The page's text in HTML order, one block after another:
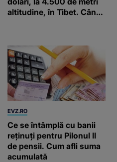
altitudine, în Tibet. Când
EVZ.RO
Ce se întâmplă cu banii
reținuți pentru Pilonul II
de pensii. Cum afli suma
acumulată